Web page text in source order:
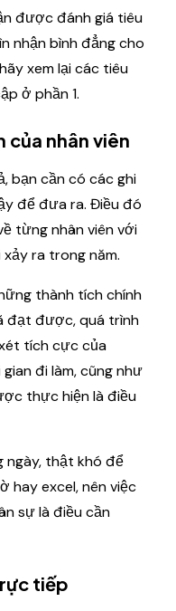
được đánh giá tiêu
nhận bình đẳng cho
xem lại các tiêu
ở phần 1.
của nhân viên
bạn cần có các ghi
để đưa ra. Điều đó
từng nhân viên với
ra trong năm.
thành tích chính
đạt được, quá trình
tích cực của
đi làm, cũng như
thực hiện là điều
ngày, thật khó để
hay excel, nên việc
sự là điều cần
tiếp